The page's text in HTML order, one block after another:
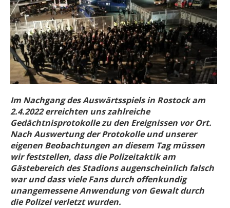
Im Nachgang des Auswärtsspiels in Rostock am
2.4.2022 erreichten uns zahlreiche
Gedächtnisprotokolle zu den Ereignissen vor Ort.
Nach Auswertung der Protokolle und unserer
eigenen Beobachtungen an diesem Tag müssen
wir feststellen, dass die Polizeitaktik am
Gästebereich des Stadions augenscheinlich falsch
war und dass viele Fans durch offenkundig
unangemessene Anwendung von Gewalt durch
die Polizei verletzt wurden.